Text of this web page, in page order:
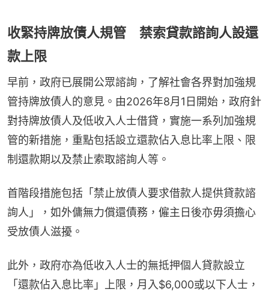
收緊持牌放債人規管 禁索貸款諮詢人設還
款上限
早前，政府已展開公眾諮詢，了解社會各界對加強規
管持牌放債人的意見。由2026年8月1日開始，政府針
對持牌放債人及低收入人士借貸，實施一系列加強規
管的新措施，重點包括設立還款佔入息比率上限、限
制還款期以及禁止索取諮詢人等。
首階段措施包括「禁止放債人要求借款人提供貸款諮
詢人」，如外傭無力償還債務，僱主日後亦毋須擔心
受放債人滋擾。
此外，政府亦為低收入人士的無抵押個人貸款設立
「還款佔入息比率」上限，月入$6,000或以下人士，